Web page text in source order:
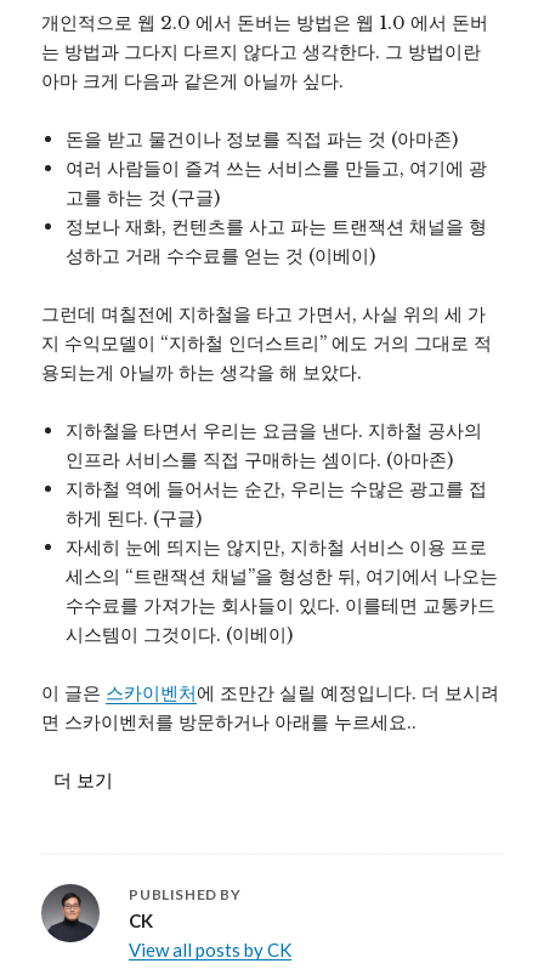
개인적으로 웹 2.0 에서 돈버는 방법은 웹 1.0 에서 돈버
는 방법과 그다지 다르지 않다고 생각한다. 그 방법이란
아마 크게 다음과 같은게 아닐까 싶다.
돈을 받고 물건이나 정보를 직접 파는 것 (아마존)
여러 사람들이 즐겨 쓰는 서비스를 만들고, 여기에 광
고를 하는 것 (구글)
정보나 재화, 컨텐츠를 사고 파는 트랜잭션 채널을 형
성하고 거래 수수료를 얻는 것 (이베이)
그런데 며칠전에 지하철을 타고 가면서, 사실 위의 세 가
지 수익모델이 “지하철 인더스트리” 에도 거의 그대로 적
용되는게 아닐까 하는 생각을 해 보았다.
지하철을 타면서 우리는 요금을 낸다. 지하철 공사의
인프라 서비스를 직접 구매하는 셈이다. (아마존)
지하철 역에 들어서는 순간, 우리는 수많은 광고를 접
하게 된다. (구글)
자세히 눈에 띄지는 않지만, 지하철 서비스 이용 프로
세스의 “트랜잭션 채널”을 형성한 뒤, 여기에서 나오는
수수료를 가져가는 회사들이 있다. 이를테면 교통카드
시스템이 그것이다. (이베이)
이 글은 스카이벤처에 조만간 실릴 예정입니다. 더 보시려
면 스카이벤처를 방문하거나 아래를 누르세요..
더 보기
PUBLISHED BY
CK
View all posts by CK